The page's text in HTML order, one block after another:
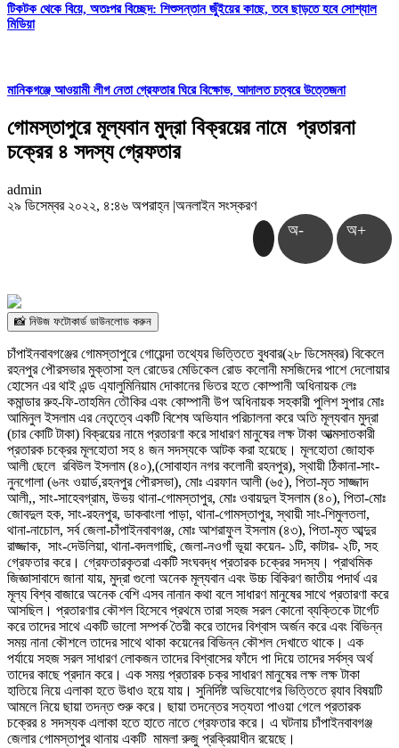
টিকটক থেকে বিয়ে, অতঃপর বিচ্ছেদ: শিশুসন্তান জুঁইয়ের কাছে, তবে ছাড়তে হবে সোশ্যাল
মিডিয়া
মানিকগঞ্জে আওয়ামী লীগ নেতা গ্রেফতার ঘিরে বিক্ষোভ, আদালত চত্বরে উত্তেজনা
গোমস্তাপুরে মূল্যবান মুদ্রা বিক্রয়ের নামে প্রতারনা
চক্রের ৪ সদস্য গ্রেফতার
admin
২৯ ডিসেম্বর ২০২২, ৪:৪৬ অপরাহ্ন |অনলাইন সংস্করণ
অ- অ+
📸 নিউজ ফটোকার্ড ডাউনলোড করুন
চাঁপাইনবাবগঞ্জের গোমস্তাপুরে গোয়েন্দা তথ্যের ভিত্তিতে বুধবার(২৮ ডিসেম্বর) বিকেলে
রহনপুর পৌরসভার মুক্তাসা হল রোডের মেডিকেল রোড কলোনী মসজিদের পাশে দেলোয়ার
হোসেন এর থাই এন্ড এ্যালুমিনিয়াম দোকানের ভিতর হতে কোম্পানী অধিনায়ক লেঃ
কমান্ডার রুহ-ফি-তাহমিন তৌকির এবং কোম্পানী উপ অধিনায়ক সহকারী পুলিশ সুপার মোঃ
আমিনুল ইসলাম এর নেতৃত্বে একটি বিশেষ অভিযান পরিচালনা করে অতি মূল্যবান মুদ্রা
(চার কোটি টাকা) বিক্রয়ের নামে প্রতারণা করে সাধারণ মানুষের লক্ষ টাকা আত্মসাতকারী
প্রতারক চক্রের মূলহোতা সহ ৪ জন সদস্যকে আটক করা হয়েছে। মূলহোতা জোহাক
আলী ছেলে রবিউল ইসলাম (৪০),(সোবাহান নগর কলোনী রহনপুর), স্থায়ী ঠিকানা-সাং-
নুনগোলা (৬নং ওয়ার্ড,রহনপুর পৌরসভা), মোঃ এরফান আলী (৬৫), পিতা-মৃত সাজ্জাদ
আলী,, সাং-সাহেবগ্রাম, উভয় থানা-গোমস্তাপুর, মোঃ ওবায়দুল ইসলাম (৪০), পিতা-মোঃ
জোবদুল হক, সাং-রহনপুর, ডাকবাংলা পাড়া, থানা-গোমস্তাপুর, স্থায়ী সাং-শিমুলতলা,
থানা-নাচোল, সর্ব জেলা-চাঁপাইনবাবগঞ্জ, মোঃ আশরাফুল ইসলাম (৪৩), পিতা-মৃত আব্দুর
রাজ্জাক, সাং-দেউলিয়া, থানা-বদলগাছি, জেলা-নওগাঁ ভূয়া কয়েন- ১টি, কাটার- ২টি, সহ
গ্রেফতার করে। গ্রেফতারকৃতরা একটি সংঘবদ্ধ প্রতারক চক্রের সদস্য। প্রাথমিক
জিজ্ঞাসাবাদে জানা যায়, মুদ্রা গুলো অনেক মূল্যবান এবং উচ্চ বিকিরণ জাতীয় পদার্থ এর
মূল্য বিশ্ব বাজারে অনেক বেশি এসব নানান কথা বলে সাধারণ মানুষের সাথে প্রতারণা করে
আসছিল। প্রতারণার কৌশল হিসেবে প্রথমে তারা সহজ সরল কোনো ব্যক্তিকে টার্গেট
করে তাদের সাথে একটি ভালো সম্পর্ক তৈরী করে তাদের বিশ্বাস অর্জন করে এবং বিভিন্ন
সময় নানা কৌশলে তাদের সাথে থাকা কয়েনের বিভিন্ন কৌশল দেখাতে থাকে। এক
পর্যায়ে সহজ সরল সাধারণ লোকজন তাদের বিশ্বাসের ফাঁদে পা দিয়ে তাদের সর্বস্ব অর্থ
তাদের কাছে প্রদান করে। এক সময় প্রতারক চক্র সাধারণ মানুষের লক্ষ লক্ষ টাকা
হাতিয়ে নিয়ে এলাকা হতে উধাও হয়ে যায়। সুনির্দিষ্ট অভিযোগের ভিত্তিতে র‌্যাব বিষয়টি
আমলে নিয়ে ছায়া তদন্ত শুরু করে। ছায়া তদন্তের সত্যতা পাওয়া গেলে প্রতারক
চক্রের ৪ সদস্যক এলাকা হতে হাতে নাতে গ্রেফতার করে। এ ঘটনায় চাঁপাইনবাবগঞ্জ
জেলার গোমস্তাপুর থানায় একটি মামলা রুজু প্রক্রিয়াধীন রয়েছে।